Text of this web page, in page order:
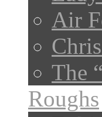
Air
The
Roughs